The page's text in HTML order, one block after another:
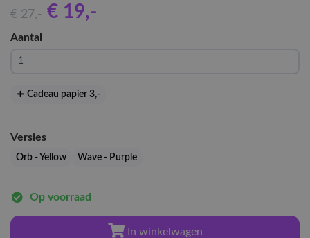
€ 27,- € 19,-
Aantal
Cadeau papier 3,-
Versies
Orb - Yellow Wave - Purple
Op voorraad
In winkelwagen